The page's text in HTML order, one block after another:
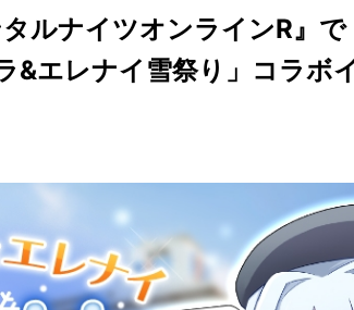
ルナイツオンラインR』
&エレナイ雪祭り」コラボ